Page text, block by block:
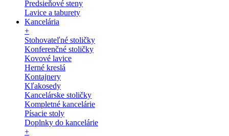
Predsieňové steny
Lavice a taburety
Kancelária
+
Stohovateľné stoličky
Konferenčné stoličky
Kovové lavice
Herné kreslá
Kontajnery
Kľakosedy
Kancelárske stoličky
Kompletné kancelárie
Písacie stoly
Doplnky do kancelárie
+